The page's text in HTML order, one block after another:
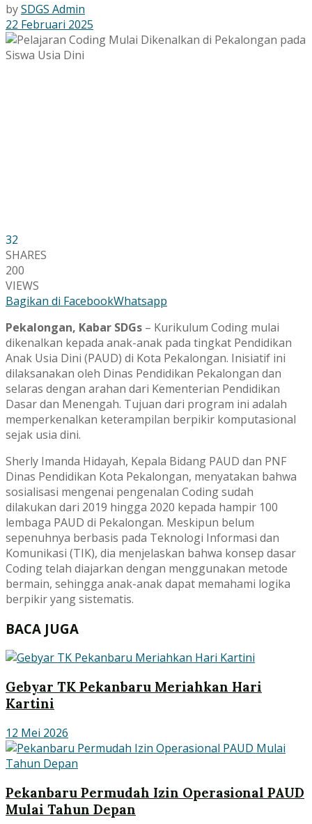
bySDGS Admin
22 Februari 2025
32
SHARES
200
VIEWS
Bagikan di FacebookWhatsapp
Pekalongan, Kabar SDGs – Kurikulum Coding mulai
dikenalkan kepada anak-anak pada tingkat Pendidikan
Anak Usia Dini (PAUD) di Kota Pekalongan. Inisiatif ini
dilaksanakan oleh Dinas Pendidikan Pekalongan dan
selaras dengan arahan dari Kementerian Pendidikan
Dasar dan Menengah. Tujuan dari program ini adalah
memperkenalkan keterampilan berpikir komputasional
sejak usia dini.
Sherly Imanda Hidayah, Kepala Bidang PAUD dan PNF
Dinas Pendidikan Kota Pekalongan, menyatakan bahwa
sosialisasi mengenai pengenalan Coding sudah
dilakukan dari 2019 hingga 2020 kepada hampir 100
lembaga PAUD di Pekalongan. Meskipun belum
sepenuhnya berbasis pada Teknologi Informasi dan
Komunikasi (TIK), dia menjelaskan bahwa konsep dasar
Coding telah diajarkan dengan menggunakan metode
bermain, sehingga anak-anak dapat memahami logika
berpikir yang sistematis.
BACA JUGA
Gebyar TK Pekanbaru Meriahkan Hari
Kartini
12 Mei 2026
Pekanbaru Permudah Izin Operasional PAUD
Mulai Tahun Depan